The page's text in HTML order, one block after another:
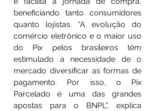
beneficiando tanto consumidores
quanto lojistas. “A evolução do
comércio eletrônico e o maior uso
do Pix pelos brasileiros têm
estimulado a necessidade de o
mercado diversificar as formas de
pagamento. Por isso, o Pix
Parcelado é uma das grandes
apostas para o BNPL”, explica